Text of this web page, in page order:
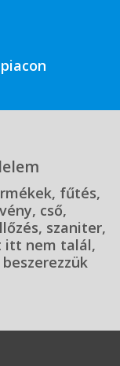
fűtés,
cső,
szaniter,
itt nem talál,